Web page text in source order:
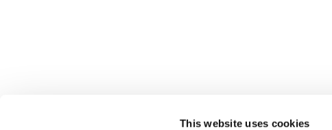
This website uses cookies